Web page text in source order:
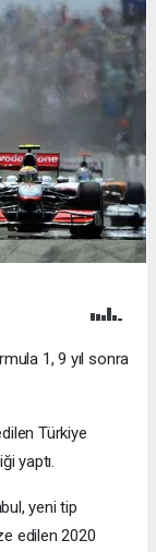
1, 9 yıl sonra
Türkiye
yaptı.
yeni tip
edilen 2020